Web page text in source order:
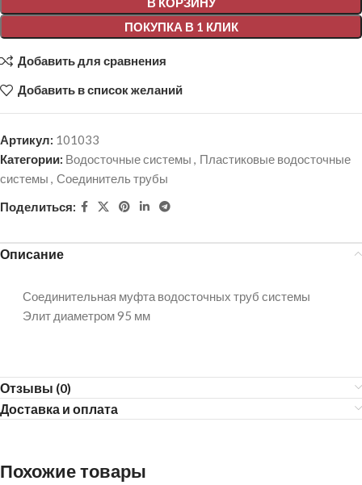
ПОКУПКА В 1 КЛИК
Добавить для сравнения
Добавить в список желаний
Артикул: 101033
Категории: Водосточные системы
Пластиковые водосточные
системы
Соединитель трубы
Поделиться:
Описание
Соединительная муфта водосточных труб системы
Элит диаметром 95 мм
Отзывы (0)
Доставка и оплата
Похожие товары